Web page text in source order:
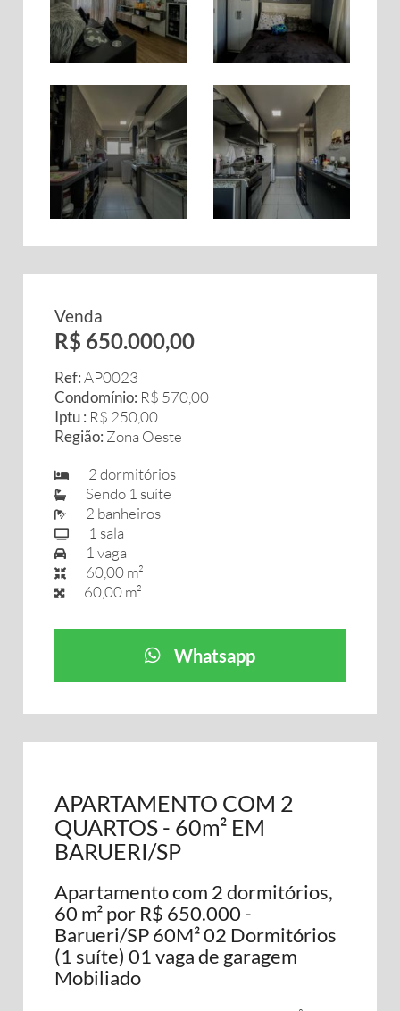
Venda
R$ 650.000,00
Ref:AP0023
Condomínio: R$ 570,00
Iptu : R$ 250,00
Região: Zona Oeste
2 dormitórios
Sendo 1 suíte
2 banheiros
1 sala
1 vaga
60,00 m²
60,00 m²
Whatsapp
APARTAMENTO COM 2
QUARTOS - 60m² EM
BARUERI/SP
Apartamento com 2 dormitórios,
60 m² por R$ 650.000 -
Barueri/SP 60M² 02 Dormitórios
(1 suíte) 01 vaga de garagem
Mobiliado